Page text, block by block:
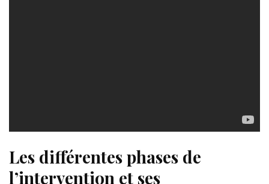
Les différentes phases de
l’intervention et ses